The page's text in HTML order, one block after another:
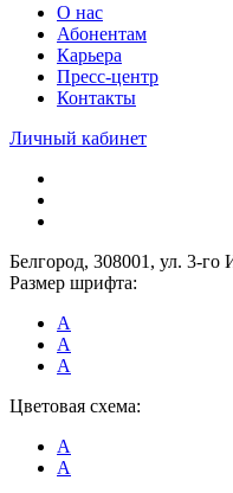
О нас
Абонентам
Карьера
Пресс-центр
Контакты
Личный кабинет
Белгород, 308001, ул. 3-го
Размер шрифта:
A
A
A
Цветовая схема:
A
A